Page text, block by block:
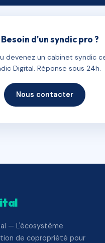
Besoin d'un syndic pro ?
devenez un cabinet syndic
Digital. Réponse sous 24h.
Nous contacter
— L'écosystème
de copropriété pour